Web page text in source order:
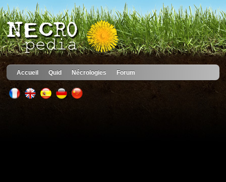
Accueil Quid Nécrologies Forum